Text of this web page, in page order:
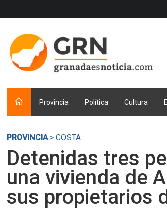
Provincia Política Cultura
PROVINCIA> COSTA
Detenidas tres
una vivienda de
sus propietarios